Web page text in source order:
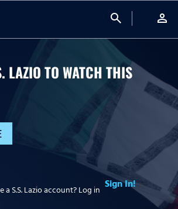
search person
LAZIO TO WATCHTHIS
a S.S. Lazio account? Log in Sign In!